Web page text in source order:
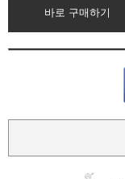
바로 구매하기